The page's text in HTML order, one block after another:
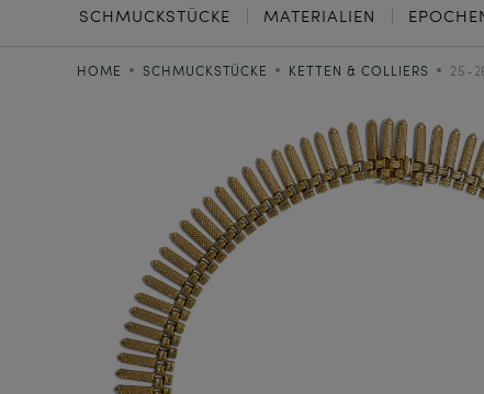
SCHMUCKSTÜCKE MATERIALIEN
HOME SCHMUCKSTÜCKE KETTEN & COLLIERS 25-